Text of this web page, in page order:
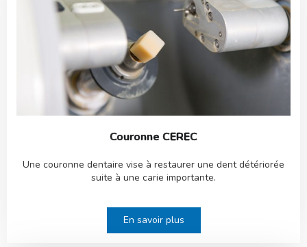
Couronne CEREC
Une couronne dentaire vise à restaurer une dent détériorée
suite à une carie importante.
En savoir plus